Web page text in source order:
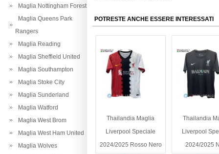
Maglia Nottingham Forest
Maglia Queens Park
Rangers
Maglia Reading
Maglia Sheffield United
Maglia Southampton
Maglia Stoke City
Maglia Sunderland
Maglia Watford
Maglia West Brom
Maglia West Ham United
Maglia Wolves
POTRESTE ANCHE ESSERE INTERESSATI
Thailandia Maglia
Liverpool Speciale
2024/2025 Rosso Nero
Thailandia
Liverpool
2024/2025